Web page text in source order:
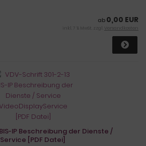
ab 0,00 EUR
inkl. 7 % MwSt. zzgl. Versandkosten
IP Beschreibung der Dienste /
[PDF Datei]